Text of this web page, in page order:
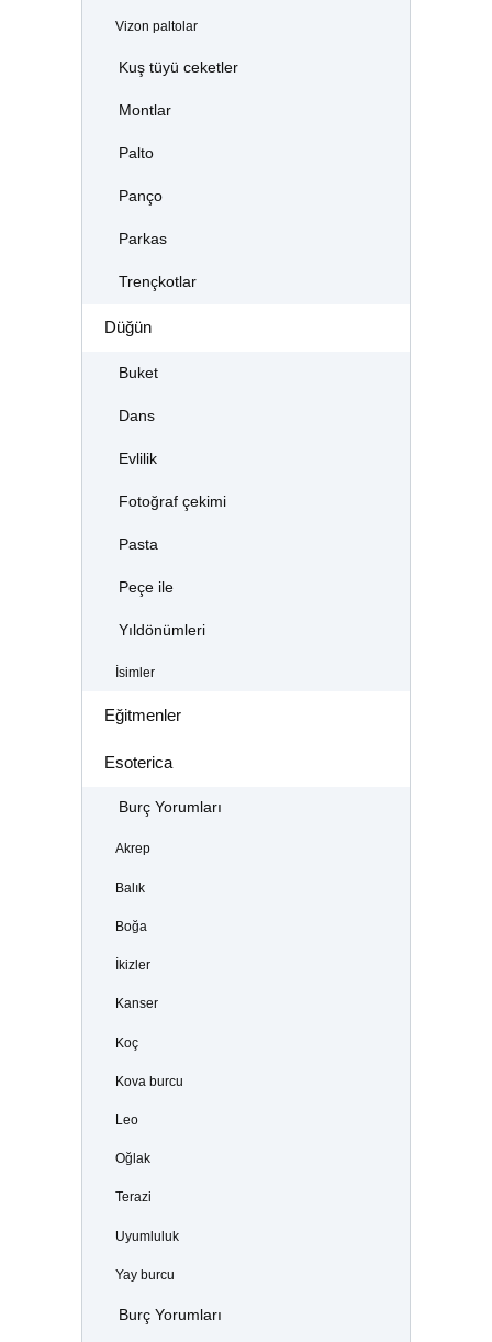
Vizon paltolar
Kuş tüyü ceketler
Montlar
Palto
Panço
Parkas
Trençkotlar
Düğün
Buket
Dans
Evlilik
Fotoğraf çekimi
Pasta
Peçe ile
Yıldönümleri
İsimler
Eğitmenler
Esoterica
Burç Yorumları
Akrep
Balık
Boğa
İkizler
Kanser
Koç
Kova burcu
Leo
Oğlak
Terazi
Uyumluluk
Yay burcu
Burç Yorumları